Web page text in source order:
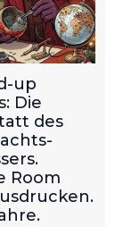
up
Die
des
Room